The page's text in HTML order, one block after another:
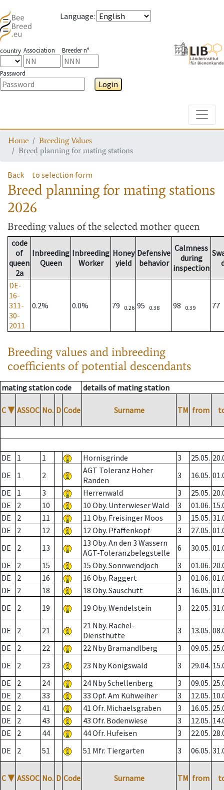
Language:
country Association Breeder n°
Password
Login
Home
Breeding Values
Breed planning for mating stations
Back to selection form
Breed planning for mating stations
2026
Breeding values of the selected mother queen
code
of
queen
2a
Inbreeding
Queen
Inbreeding
Worker
Honey
yield
Defensive
behavior
Calmness
during
inspection
DE-
16-
311-
30-
2011
0.2% 0.0% 79 0.26 95 0.38 98 0.39 77
Breeding values and inbreeding
coefficients of potential descendants
mating station code details of mating station
C ▼ ASSOC No. D Code Surname TM from
DE 1 1 Hornisgrinde 3 25.05.
DE
1 2
AGT Toleranz Hoher
Randen
3 16.05.
DE
1 3 Herrenwald 3 25.05.
DE
2 10 10 Oby. Unterwieser Wald 3 01.06.
DE
2 11 11 Oby. Freisinger Moos 3 15.05.
DE
2 12 12 Oby. Pfaffenkopf 3 27.05.
DE
2 13
13 Oby. An den 3 Wassern
AGT-Toleranzbelegstelle
6 30.05.
DE
2 15 15 Oby. Sonnwendjoch 3 01.06.
DE
2 16 16 Oby. Raggert 3 01.06.
DE
2 18 18 Oby. Sauschütt 3 16.05.
DE
2 19 19 Oby. Wendelstein 3 22.05.
DE 2 21
21 Nby. Rachel-
Diensthütte
3 13.05.
DE
2 22 22 Nby Bramandlberg 3 09.05.
DE
2 23 23 Nby Königswald 3 29.04.
DE
2 24 24 Nby Schellenberg 3 09.05.
DE
2 33 33 Opf. Am Kühweiher 3 12.05.
DE
2 41 41 Ofr. Michaelsgraben 3 16.05.
DE
2 43 43 Ofr. Bodenwiese 3 12.05.
DE
2 44 44 Ofr. Hufeisen 3 22.05.
DE
2 51 51 Mfr. Tiergarten 3 06.05.
C ▼ ASSOC No. D Code Surname TM from